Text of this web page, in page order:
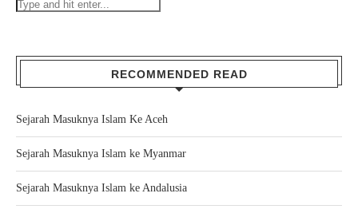
RECOMMENDED READ
Sejarah Masuknya Islam Ke Aceh
Sejarah Masuknya Islam ke Myanmar
Sejarah Masuknya Islam ke Andalusia